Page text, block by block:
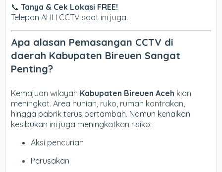
📞Tanya & Cek Lokasi FREE!
Telepon AHLI CCTV saat ini juga.
Apa alasan Pemasangan CCTV di
daerah Kabupaten Bireuen Sangat
Penting?
Kemajuan wilayah Kabupaten Bireuen Aceh kian
meningkat. Area hunian, ruko, rumah kontrakan,
hingga pabrik terus bertambah. Namun kenaikan
kesibukan ini juga meningkatkan risiko:
Aksi pencurian
Perusakan